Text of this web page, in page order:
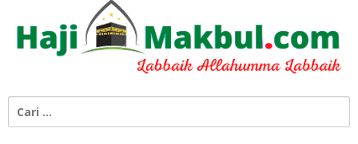
untuk: